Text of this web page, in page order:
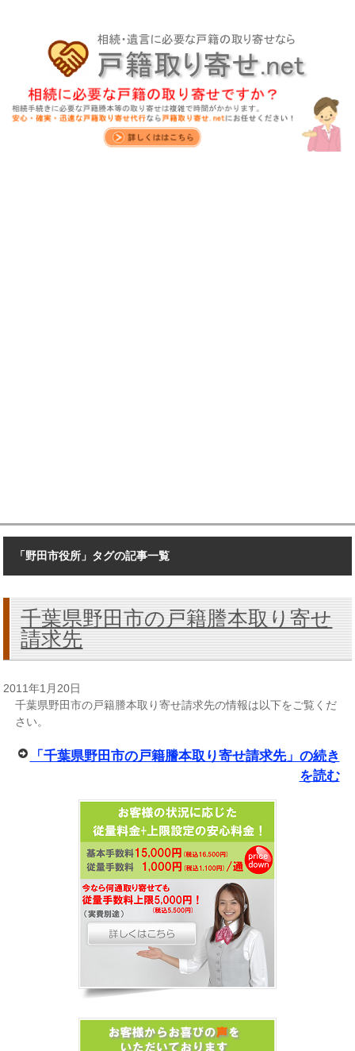
「野田市役所」タグの記事一覧
千葉県野田市の戸籍謄本取り寄せ
請求先
2011年1月20日
千葉県野田市の戸籍謄本取り寄せ請求先の情報は以下をご覧くだ
さい。
「千葉県野田市の戸籍謄本取り寄せ請求先」の続き
を読む